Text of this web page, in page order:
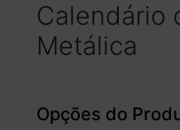
Calendário
Metálica
Opções do